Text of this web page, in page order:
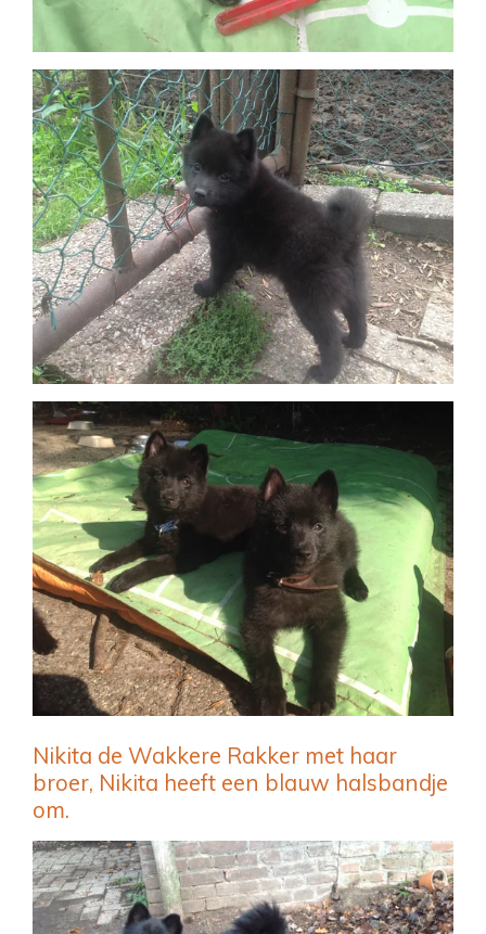
Nikita de Wakkere Rakker met haar
broer, Nikita heeft een blauw halsbandje
om.